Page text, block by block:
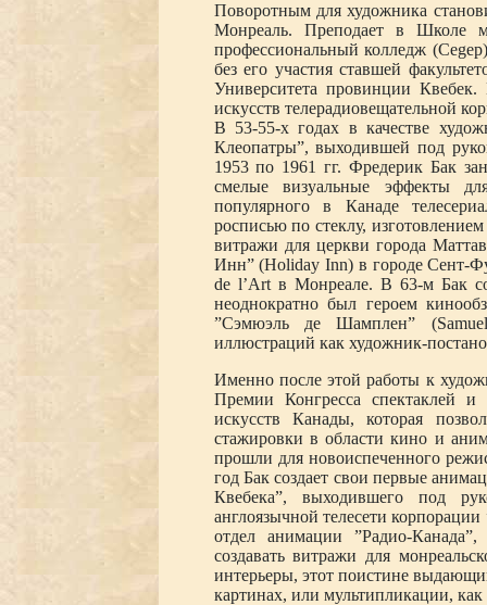
Поворотным для художника
Монреаль. Преподает в Школе
профессиональный колледж
без его участия ставшей
Университета провинции
искусств телерадиовещательной
В 53-55-х годах в качестве
Клеопатры”, выходившей под
1953 по 1961 гг. Фредерик Бак
смелые визуальные эффекты
популярного в Канаде
росписью по стеклу,
витражи для церкви города
Инн” (Holiday Inn) в городе Сент-
de l’Art в Монреале. В 63-м Бак
неоднократно был героем
”Сэмюэль де Шамплен”
иллюстраций как художник-
Именно после этой работы к
Премии Конгресса спектаклей и
искусств Канады, которая
стажировки в области кино и
прошли для новоиспеченного
год Бак создает свои первые
Квебека”, выходившего под
англоязычной телесети
отдел анимации ”Радио-
создавать витражи для
интерьеры, этот поистине
картинах, или мультипликации,